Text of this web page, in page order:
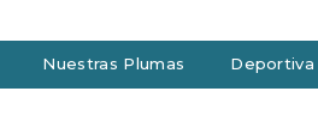
Nuestras Plumas Deportiva